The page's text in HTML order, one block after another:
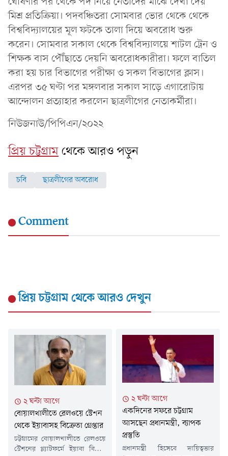
মিশ্র প্রতিক্রিয়া। পদবঞ্চিতরা সোমবার ভোর থেকে থেকে
বিশ্ববিদ্যালয়ের মূল ফটকে তালা দিয়ে অবরোধ শুরু
করেন। সোমবার সকাল থেকে বিশ্ববিদ্যালয়ে শাটল ট্রেন ও
শিক্ষক বাস পৌঁছাতে দেয়নি অবরোধকারীরা। ফলে বাতিল
করা হয় চার বিভাগের পরীক্ষা ও সকল বিভাগের ক্লাস।
এরপর ৩৫ ঘণ্টা পর মঙ্গলবার সকাল সাড়ে এগারোটায়
আন্দোলন প্রত্যাহার করলেন ছাত্রলীগের নেতাকর্মীরা।
নিউজনাউ/পিপিএন/২০২২
প্রিয় চট্টগ্রামথেকে আরও পড়ুন
চবি ছাত্রলীগের অবরোধ
Comment
প্রিয় চট্টগ্রামথেকে আরও দেখুন
২ ঘন্টা আগে
বোয়ালখালীতে রেলওয়ে স্টেশন
থেকে ইয়াবাসহ বিক্রেতা গ্রেপ্তার
চট্টগ্রামের বোয়ালখালীতে রেলওয়ে
স্টেশনের প্ল্যাটফর্মে ইয়াবা বিক্রির
২ ঘন্টা আগে
একদিনের সফরে চট্টগ্রাম
আসছেন প্রধানমন্ত্রী, ব্যাপক
প্রস্তুতি
প্রধানমন্ত্রী হিসেবে দায়িত্বভার